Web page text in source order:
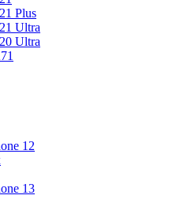
Plus
Ultra
Ultra
12
13